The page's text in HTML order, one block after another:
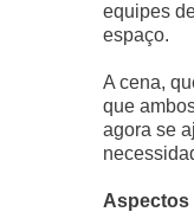
equipes
espaço.
A cena,
que
agora se
Aspectos